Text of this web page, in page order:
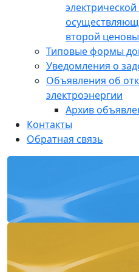
второй
Типовые формы
Уведомления о
Объявления об
электроэнергии
Архив
Контакты
Обратная связь